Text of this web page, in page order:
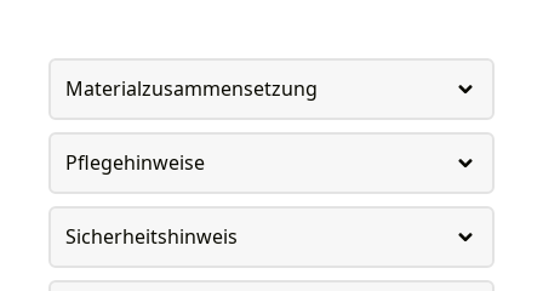
Materialzusammensetzung
Pflegehinweise
Sicherheitshinweis